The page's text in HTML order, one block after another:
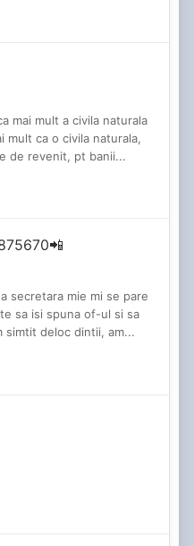
mai mult a civila naturala
mult ca o civila naturala,
de revenit, pt banii...
secretara mie mi se pare
sa isi spuna of-ul si sa
simtit deloc dintii, am...